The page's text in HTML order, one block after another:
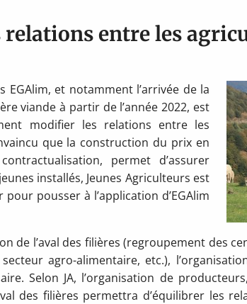
entre les
EGAlim, et notamment l’arrivée de la
viande à partir de l’année 2022, est
modifier les relations entre les
que la construction du prix en
permet d’assurer
installés, Jeunes Agriculteurs est
pousser à l’application d’EGAlim
de l’aval des filières (regroupement des
agro-alimentaire, etc.),
Selon JA, l’organisation de
des filières permettra d’équilibrer les